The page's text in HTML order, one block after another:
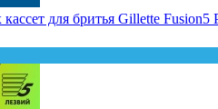
для бритья Gillette